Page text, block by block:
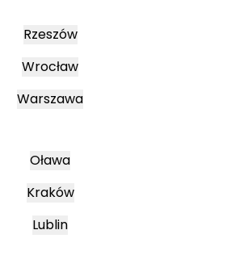
Rzeszów
Wrocław
Warszawa
Oława
Kraków
Lublin